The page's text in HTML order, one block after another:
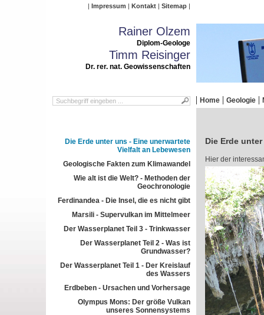
Impressum Kontakt Sitemap
Rainer Olzem
Diplom-Geologe
Timm Reisinger
Dr. rer. nat. Geowissenschaften
Home Geologie
Die Erde unter uns - Eine unerwartete
Vielfalt an Lebewesen
Geologische Fakten zum Klimawandel
Wie alt ist die Welt? - Methoden der
Geochronologie
Ferdinandea - Die Insel, die es nicht gibt
Marsili - Supervulkan im Mittelmeer
Der Wasserplanet Teil 3 - Trinkwasser
Der Wasserplanet Teil 2 - Was ist
Grundwasser?
Der Wasserplanet Teil 1 - Der Kreislauf
des Wassers
Erdbeben - Ursachen und Vorhersage
Olympus Mons: Der größe Vulkan
unseres Sonnensystems
Die Erde
Hier der